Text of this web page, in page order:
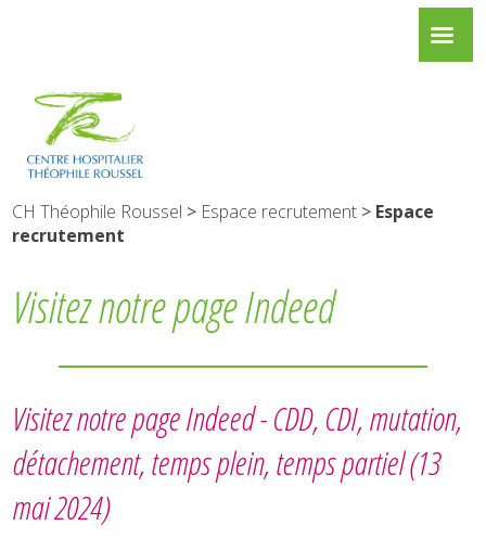
CH Théophile Roussel > Espace recrutement > Espace
recrutement
Visitez notre page Indeed
Visitez notre page Indeed -CDD, CDI, mutation,
détachement, temps plein, temps partiel(13
mai 2024)